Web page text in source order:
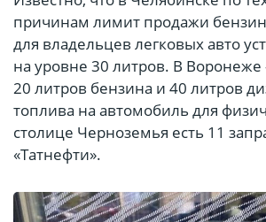
причинам лимит продажи
для владельцев легковых авто
на уровне 30 литров. В
20 литров бензина и 40 литров
топлива на автомобиль для
столице Черноземья есть 11
«Татнефти».